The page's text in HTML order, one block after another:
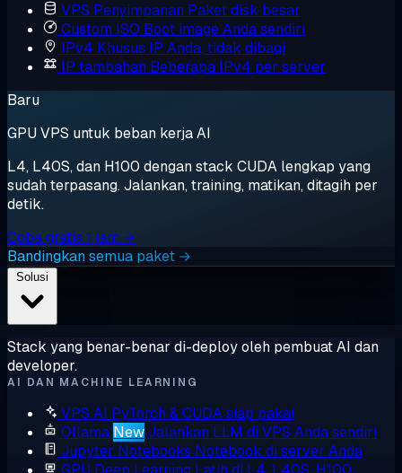
VPS Penyimpanan Paket disk besar
Custom ISO Boot image Anda sendiri
IPv4 Khusus IP Anda, tidak dibagi
IP tambahan Beberapa IPv4 per server
Baru
GPU VPS untuk beban kerja AI
L4, L40S, dan H100 dengan stack CUDA lengkap yang
sudah terpasang. Jalankan, training, matikan, ditagih per
detik.
Coba gratis 1 jam →
Bandingkan semua paket →
Stack yang benar-benar di-deploy oleh pembuat AI dan
developer.
AI DAN MACHINE LEARNING
VPS AI PyTorch & CUDA siap pakai
Ollama NewJalankan LLM di VPS Anda sendiri
Jupyter Notebooks Notebook di server Anda